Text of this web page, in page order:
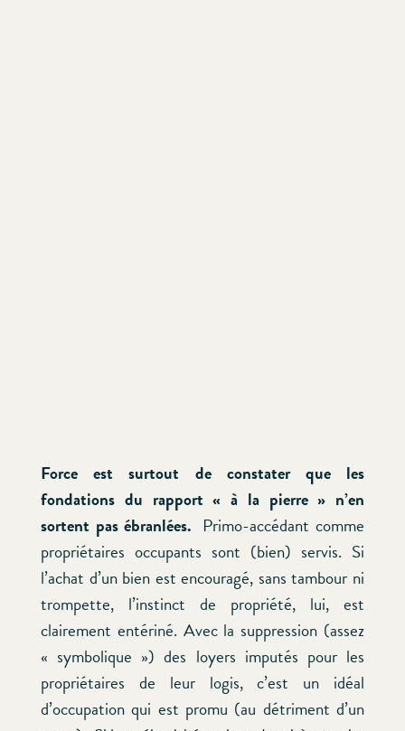
Force est surtout de constater que les
fondations du rapport « à la pierre » n’en
sortent pas ébranlées. Primo-accédant comme
propriétaires occupants sont (bien) servis. Si
l’achat d’un bien est encouragé, sans tambour ni
trompette, l’instinct de propriété, lui, est
clairement entériné. Avec la suppression (assez
« symbolique ») des loyers imputés pour les
propriétaires de leur logis, c’est un idéal
d’occupation qui est promu (au détriment d’un